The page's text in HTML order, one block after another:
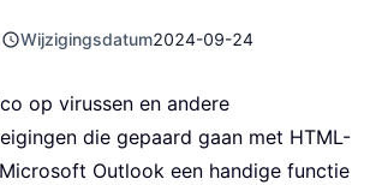
Wijzigingsdatum2024-09-24
op virussen en andere
die gepaard gaan met HTML-
Outlook een handige functie